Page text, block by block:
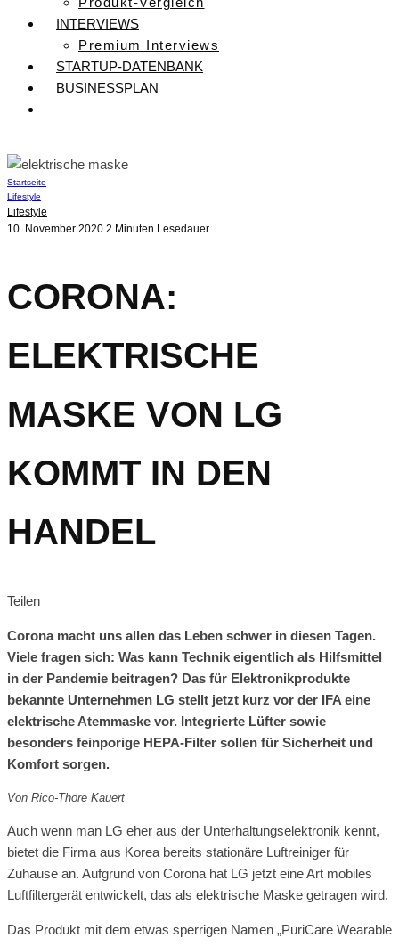
INTERVIEWS
Premium Interviews
STARTUP-DATENBANK
BUSINESSPLAN
Startseite
Lifestyle
Lifestyle
10. November 2020 2 Minuten Lesedauer
CORONA:
ELEKTRISCHE
MASKE VON LG
KOMMT IN DEN
HANDEL
Teilen
Corona macht uns allen das Leben schwer in diesen Tagen.
Viele fragen sich: Was kann Technik eigentlich als Hilfsmittel
in der Pandemie beitragen? Das für Elektronikprodukte
bekannte Unternehmen LG stellt jetzt kurz vor der IFA eine
elektrische Atemmaske vor. Integrierte Lüfter sowie
besonders feinporige HEPA-Filter sollen für Sicherheit und
Komfort sorgen.
Von Rico-Thore Kauert
Auch wenn man LG eher aus der Unterhaltungselektronik kennt,
bietet die Firma aus Korea bereits stationäre Luftreiniger für
Zuhause an. Aufgrund von Corona hat LG jetzt eine Art mobiles
Luftfiltergerät entwickelt, das als elektrische Maske getragen wird.
Das Produkt mit dem etwas sperrigen Namen „PuriCare Wearable